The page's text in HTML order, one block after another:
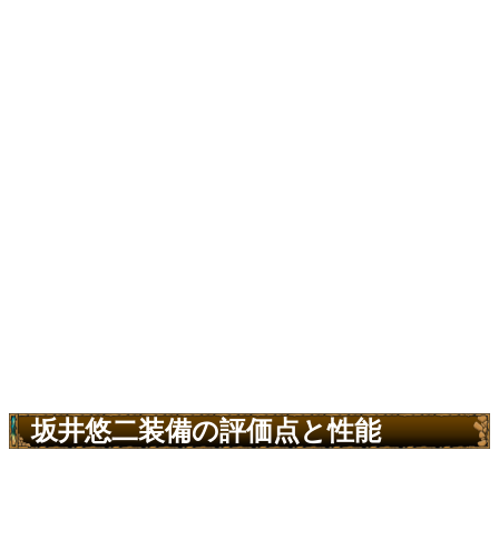
坂井悠二装備の評価点と性能